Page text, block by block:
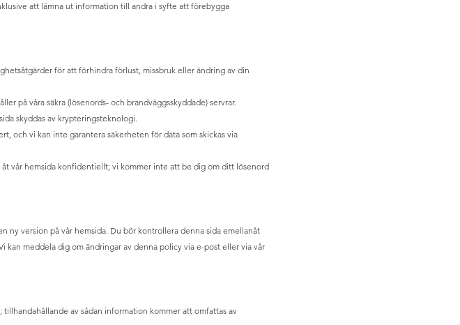
att lämna ut information till andra i syfte att förebygga
för att förhindra förlust, missbruk eller ändring av din
på våra säkra (lösenords- och brandväggsskyddade) servrar.
skyddas av krypteringsteknologi.
och vi kan inte garantera säkerheten för data som skickas via
vår hemsida konfidentiellt; vi kommer inte att be dig om ditt lösenord
ny version på vår hemsida. Du bör kontrollera denna sida emellanåt
meddela dig om ändringar av denna policy via e-post eller via vår
av sådan information kommer att omfattas av